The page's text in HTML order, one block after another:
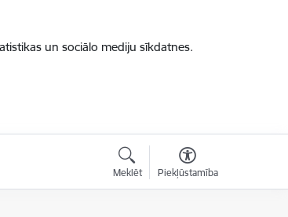
un sociālo mediju sīkdatnes.
Meklēt Piekļūstamība